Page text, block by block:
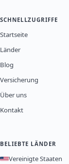
SCHNELLZUGRIFFE
Startseite
Länder
Blog
Versicherung
Über uns
Kontakt
BELIEBTE LÄNDER
Vereinigte Staaten